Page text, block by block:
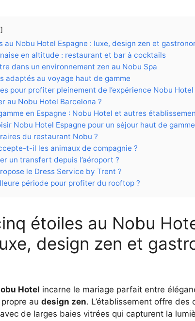
au Nobu Hotel Espagne : luxe, design zen et
en altitude : restaurant et bar à cocktails
dans un environnement zen au Nobu Spa
adaptés au voyage haut de gamme
pour profiter pleinement de l’expérience Nobu Hotel
au Nobu Hotel Barcelona ?
en Espagne : Nobu Hotel et autres
Nobu Hotel Espagne pour un séjour haut de gamme
du restaurant Nobu ?
t-il les animaux de compagnie ?
un transfert depuis l’aéroport ?
le Dress Service by Trent ?
période pour profiter du rooftop ?
étoiles au Nobu
design zen et
Hotel incarne le mariage parfait entre
au design zen. L’établissement offre des
de larges baies vitrées qui capturent la